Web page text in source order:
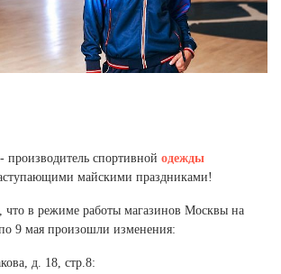
- производитель спортивной одежды
майскими праздниками!
что в режиме работы магазинов Москвы на
9 мая произошли изменения:
д. 18, стр.8: